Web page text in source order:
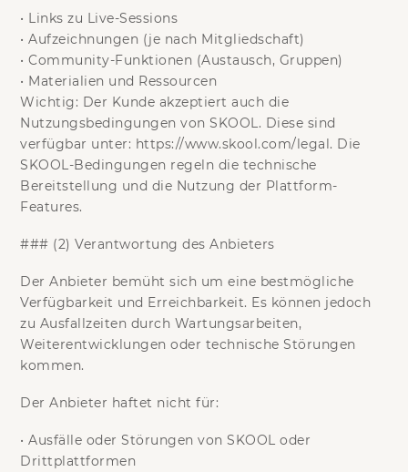
• Links zu Live-Sessions
•Aufzeichnungen (je nach Mitgliedschaft)
•Community-Funktionen (Austausch, Gruppen)
• Materialien und Ressourcen
Wichtig: Der Kunde akzeptiert auch die
Nutzungsbedingungen von SKOOL. Diese sind
verfügbar unter: https://www.skool.com/legal. Die
SKOOL-Bedingungen regeln die technische
Bereitstellung und die Nutzung der Plattform-
Features.
### (2) Verantwortung des Anbieters
Der Anbieter bemüht sich um eine bestmögliche
Verfügbarkeit und Erreichbarkeit. Es können jedoch
zu Ausfallzeiten durch Wartungsarbeiten,
Weiterentwicklungen oder technische Störungen
kommen.
Der Anbieter haftet nicht für:
•Ausfälle oder Störungen von SKOOL oder
Drittplattformen